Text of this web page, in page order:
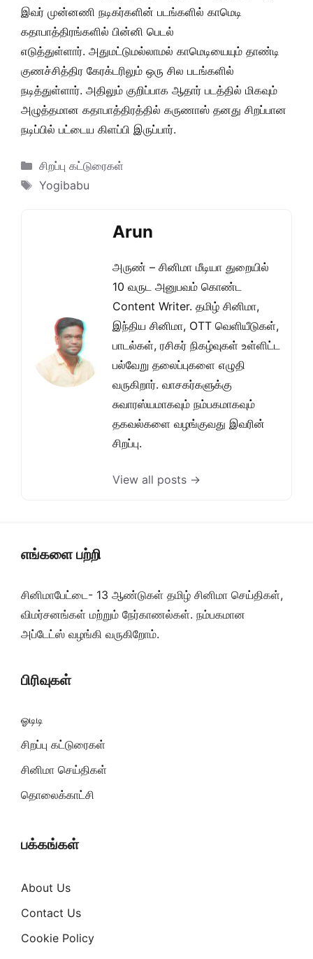
இவர் முன்னணி நடிகர்களின் படங்களில் காமெடி
கதாபாத்திரங்களில் பின்னி பெடல்
எடுத்துள்ளார். அதுமட்டுமல்லாமல் காமெடியையும் தாண்டி
குணச்சித்திர கேரக்டரிலும் ஒரு சில படங்களில்
நடித்துள்ளார். அதிலும் குறிப்பாக ஆதார் படத்தில் மிகவும்
அழுத்தமான கதாபாத்திரத்தில் கருணாஸ் தனது சிறப்பான
நடிப்பில் பட்டைய கிளப்பி இருப்பார்.
Categories
சிறப்பு கட்டுரைகள்
Tags
Yogibabu
Arun
அருண் – சினிமா மீடியா துறையில்
10 வருட அனுபவம் கொண்ட
Content Writer. தமிழ் சினிமா,
இந்திய சினிமா, OTT வெளியீடுகள்,
பாடல்கள், ரசிகர் நிகழ்வுகள் உள்ளிட்ட
பல்வேறு தலைப்புகளை எழுதி
வருகிறார். வாசகர்களுக்கு
சுவாரஸ்யமாகவும் நம்பகமாகவும்
தகவல்களை வழங்குவது இவரின்
சிறப்பு.
View all posts →
எங்களை பற்றி
சினிமாபேட்டை- 13 ஆண்டுகள் தமிழ் சினிமா செய்திகள்,
விமர்சனங்கள் மற்றும் நேர்காணல்கள். நம்பகமான
அப்டேட்ஸ் வழங்கி வருகிறோம்.
பிரிவுகள்
ஓடிடி
சிறப்பு கட்டுரைகள்
சினிமா செய்திகள்
தொலைக்காட்சி
பக்கங்கள்
About Us
Contact Us
Cookie Policy